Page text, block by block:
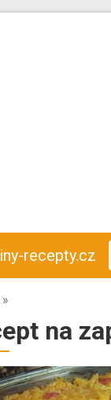
recepty.cz
»
na